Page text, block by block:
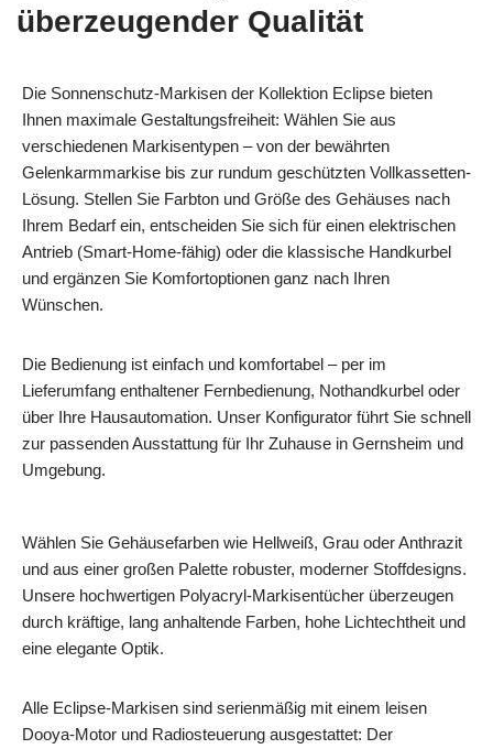
überzeugender Qualität
Die Sonnenschutz-Markisen der Kollektion Eclipse bieten
Ihnen maximale Gestaltungsfreiheit: Wählen Sie aus
verschiedenen Markisentypen – von der bewährten
Gelenkarmmarkise bis zur rundum geschützten Vollkassetten-
Lösung. Stellen Sie Farbton und Größe des Gehäuses nach
Ihrem Bedarf ein, entscheiden Sie sich für einen elektrischen
Antrieb (Smart‑Home‑fähig) oder die klassische Handkurbel
und ergänzen Sie Komfortoptionen ganz nach Ihren
Wünschen.
Die Bedienung ist einfach und komfortabel – per im
Lieferumfang enthaltener Fernbedienung, Nothandkurbel oder
über Ihre Hausautomation. Unser Konfigurator führt Sie schnell
zur passenden Ausstattung für Ihr Zuhause in Gernsheim und
Umgebung.
Wählen Sie Gehäusefarben wie Hellweiß, Grau oder Anthrazit
und aus einer großen Palette robuster, moderner Stoffdesigns.
Unsere hochwertigen Polyacryl-Markisentücher überzeugen
durch kräftige, lang anhaltende Farben, hohe Lichtechtheit und
eine elegante Optik.
Alle Eclipse-Markisen sind serienmäßig mit einem leisen
Dooya-Motor und Radiosteuerung ausgestattet: Der